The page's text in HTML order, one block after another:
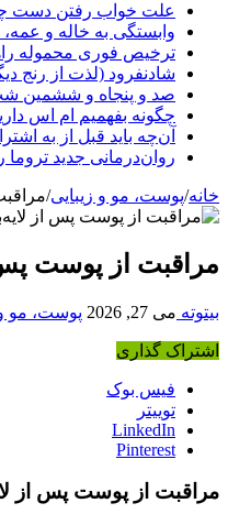
علت خواب رفتن دست
وابستگی به خاله و
ترخیص فوری محموله
شادنفرود (لذت از رنج
صد و پنجاه‌ و ششمین
چگونه بفهمیم ام اس
آن‌چه باید قبل از به
روان‌درمانی جدید تروما
خانه/پوست، مو و زیبایی/
مراقبت از پوست
بیتوته می 27, 2026 پوست، مو و
اشتراک گذاری
فیس بوک
توییتر
LinkedIn
Pinterest
مراقبت از پوست پس از